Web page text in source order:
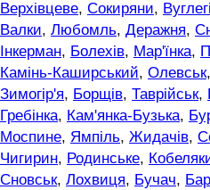
Верхівцеве, Сокиряни,
Валки, Любомль, Деражня,
Інкерман, Болехів, Мар'їнка,
Камінь-Каширський, Олевськ,
Зимогір'я, Борщів, Таврійськ,
Гребінка, Кам'янка-Бузька,
Моспине, Ямпіль, Жидачів,
Чигирин, Родинське,
Сновськ, Лохвиця, Бучач,